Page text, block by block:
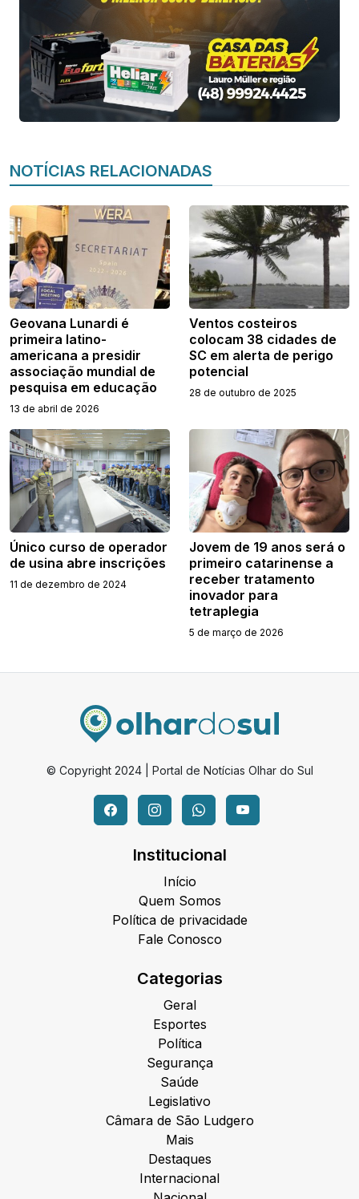
NOTÍCIAS RELACIONADAS
Geovana Lunardi é
primeira latino-
americana a presidir
associação mundial de
pesquisa em educação
13 de abril de 2026
Ventos costeiros
colocam 38 cidades de
SC em alerta de perigo
potencial
28 de outubro de 2025
Único curso de operador
de usina abre inscrições
11 de dezembro de 2024
Jovem de 19 anos será o
primeiro catarinense a
receber tratamento
inovador para
tetraplegia
5 de março de 2026
© Copyright 2024 | Portal de Notícias Olhar do Sul
Institucional
Início
Quem Somos
Política de privacidade
Fale Conosco
Categorias
Geral
Esportes
Política
Segurança
Saúde
Legislativo
Câmara de São Ludgero
Mais
Destaques
Internacional